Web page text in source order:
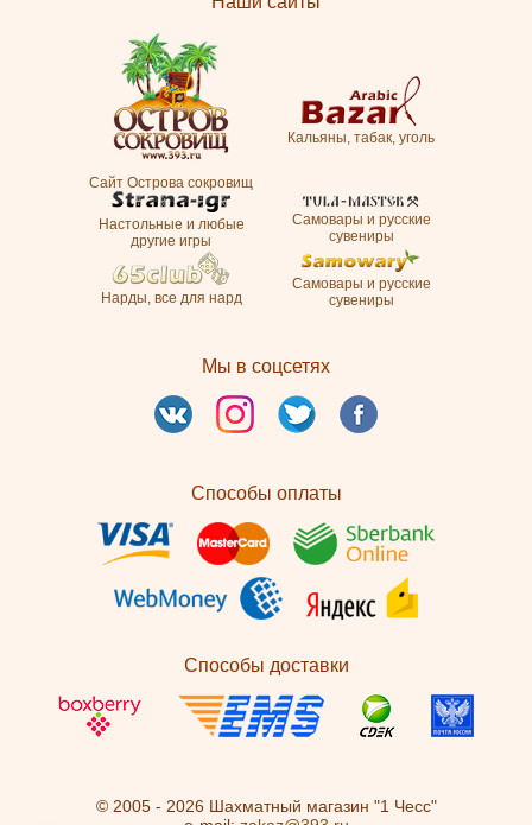
Сайт Острова сокровищ
Кальяны, табак, уголь
Настольные и любые
другие игры
Самовары и русские
сувениры
Нарды, все для нард
Самовары и русские
сувениры
Мы в соцсетях
Способы оплаты
Способы доставки
© 2005 - 2026 Шахматный магазин "1 Чесс"